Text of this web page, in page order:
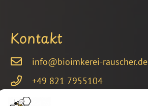
Kontakt
info@bioimkerei-rauscher.de
+49 821 7955104